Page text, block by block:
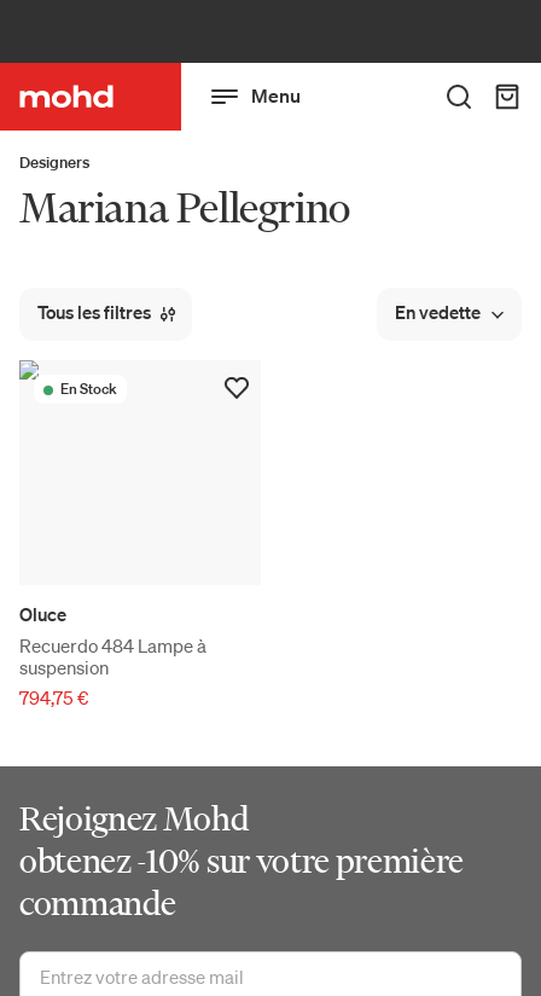
Menu
Designers
Mariana Pellegrino
Tous les filtres En vedette
En Stock
Oluce
Recuerdo 484 Lampe à
suspension
794,75 €
Rejoignez Mohd
obtenez -10% sur votre première
commande